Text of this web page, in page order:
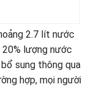
2.7 lít nước
lượng nước
sung thông qua
hợp, mọi người